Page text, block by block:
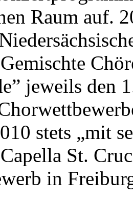
Raum auf.
jeweils den
stets „mit
St.
in